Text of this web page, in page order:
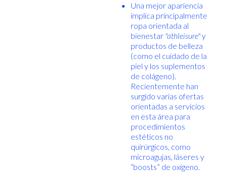
Una mejor apariencia
implica principalmente
ropa orientada al
bienestar"athleisure"y
productos de belleza
(como el cuidado de la
piel y los suplementos
de colágeno).
Recientemente han
surgido varias ofertas
orientadas a servicios
en esta área para
procedimientos
estéticos no
quirúrgicos, como
microagujas, láseres y
“boosts” de oxígeno.